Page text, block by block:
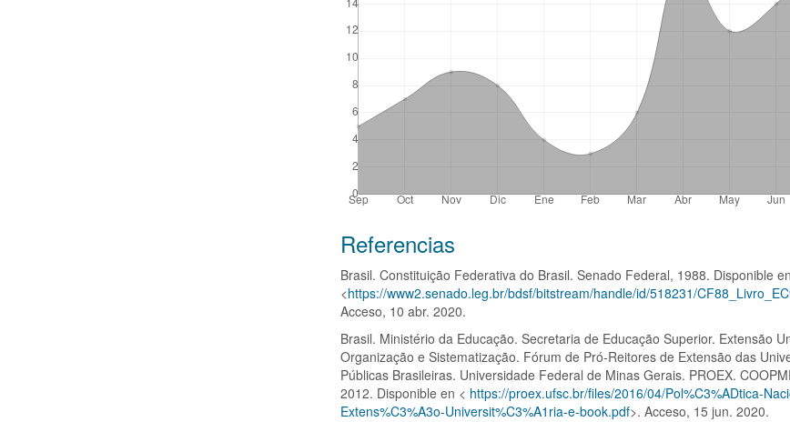
Detalles
del
artículo
Referencias
Brasil. Constituição Federativa do Brasil. Senado Federal, 1988. Disponible en
<https://www2.senado.leg.br/bdsf/bitstream/handle/id/518231/
Acceso, 10 abr. 2020.
Brasil. Ministério da Educação. Secretaria de Educação Superior. Extensão
Organização e Sistematização. Fórum de Pró-Reitores de Extensão das
Públicas Brasileiras. Universidade Federal de Minas Gerais. PROEX.
2012. Disponible en < https://proex.ufsc.br/files/2016/04/Pol%C3%ADtica-
Extens%C3%A3o-Universit%C3%A1ria-e-book.pdf>. Acceso, 15 jun. 2020.